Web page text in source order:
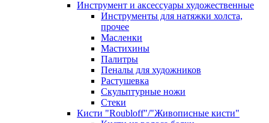
Инструмент и аксессуары художественные
Инструменты для натяжки холста,
прочее
Масленки
Мастихины
Палитры
Пеналы для художников
Растушевка
Скульптурные ножи
Стеки
Кисти "Roubloff"/"Живописные кисти"